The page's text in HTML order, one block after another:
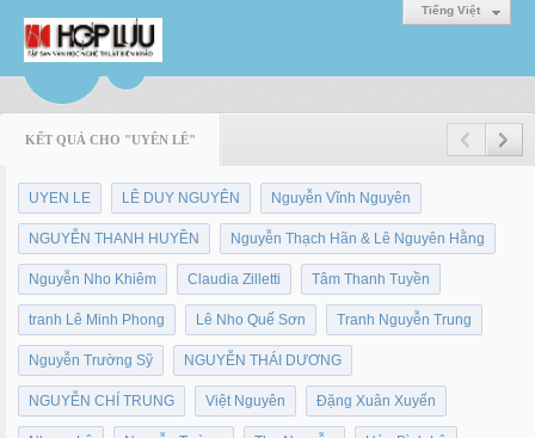
Tiếng Việt
KẾT QUẢ CHO "UYÊN LÊ"
UYEN LE LÊ DUY NGUYÊN Nguyễn Vĩnh Nguyên
NGUYỄN THANH HUYỀN Nguyễn Thạch Hãn & Lê Nguyên Hằng
Nguyễn Nho Khiêm Claudia Zilletti Tâm Thanh Tuyền
tranh Lê Minh Phong Lê Nho Quế Sơn Tranh Nguyễn Trung
Nguyễn Trường Sỹ NGUYỄN THÁI DƯƠNG
NGUYỄN CHÍ TRUNG Việt Nguyên Đặng Xuân Xuyến